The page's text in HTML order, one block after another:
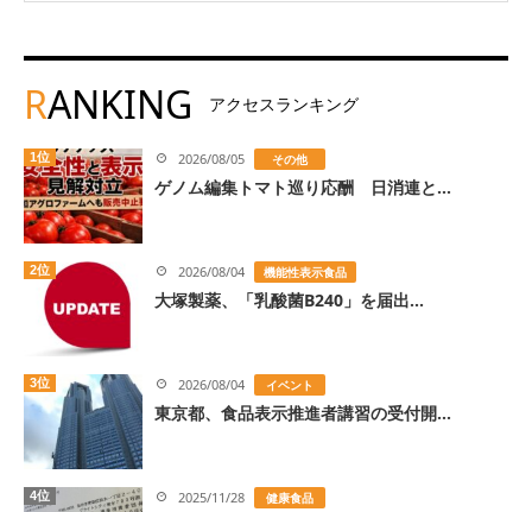
RANKING アクセスランキング
1位 2026/08/05 その他
ゲノム編集トマト巡り応酬 日消連と...
2位 2026/08/04 機能性表示食品
大塚製薬、「乳酸菌B240」を届出...
3位 2026/08/04 イベント
東京都、食品表示推進者講習の受付開...
4位 2025/11/28 健康食品